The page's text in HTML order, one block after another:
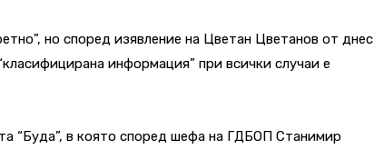
но според изявление на Цветан Цветанов от днес
информация” при всички случаи е
“Буда”, в която според шефа на ГДБОП Станимир